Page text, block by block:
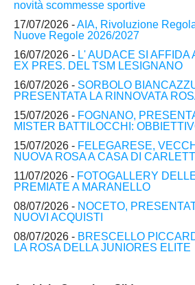
novità scommesse sportive
17/07/2026 -AIA, Rivoluzione
Nuove Regole 2026/2027
16/07/2026 - L' AUDACE SI AFFIDA
EX PRES. DEL TSM LESIGNANO
16/07/2026 - SORBOLO
PRESENTATA LA RINNOVATA
15/07/2026 - FOGNANO,
MISTER BATTILOCCHI:
15/07/2026 - FELEGARESE,
NUOVA ROSA A CASA DI
11/07/2026 - FOTOGALLERY
PREMIATE A MARANELLO
08/07/2026 - NOCETO,
NUOVI ACQUISTI
08/07/2026 - BRESCELLO
LA ROSA DELLA JUNIORES ELITE